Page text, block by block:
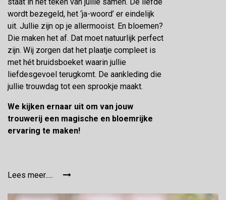
wordt bezegeld, het ‘ja-woord’ er eindelijk
uit. Jullie zijn op je allermooist. En bloemen?
Die maken het af. Dat moet natuurlijk perfect
zijn. Wij zorgen dat het plaatje compleet is
met hét bruidsboeket waarin jullie
liefdesgevoel terugkomt. De aankleding die
jullie trouwdag tot een sprookje maakt.
We kijken ernaar uit om van jouw
trouwerij een magische en bloemrijke
ervaring te maken!
Lees meer.....